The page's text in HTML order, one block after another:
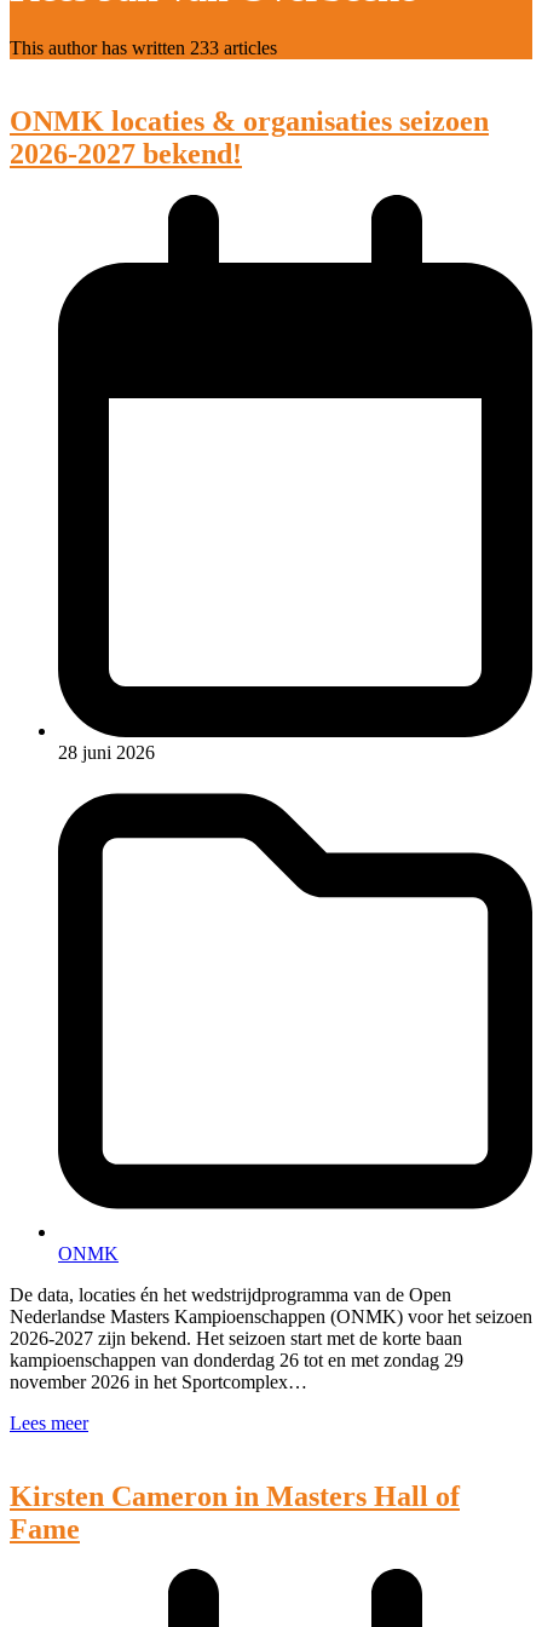
This author has written 233 articles
ONMK locaties & organisaties seizoen
2026-2027 bekend!
28 juni 2026
ONMK
De data, locaties én het wedstrijdprogramma van de Open
Nederlandse Masters Kampioenschappen (ONMK) voor het seizoen
2026-2027 zijn bekend. Het seizoen start met de korte baan
kampioenschappen van donderdag 26 tot en met zondag 29
november 2026 in het Sportcomplex…
Lees meer
Kirsten Cameron in Masters Hall of
Fame